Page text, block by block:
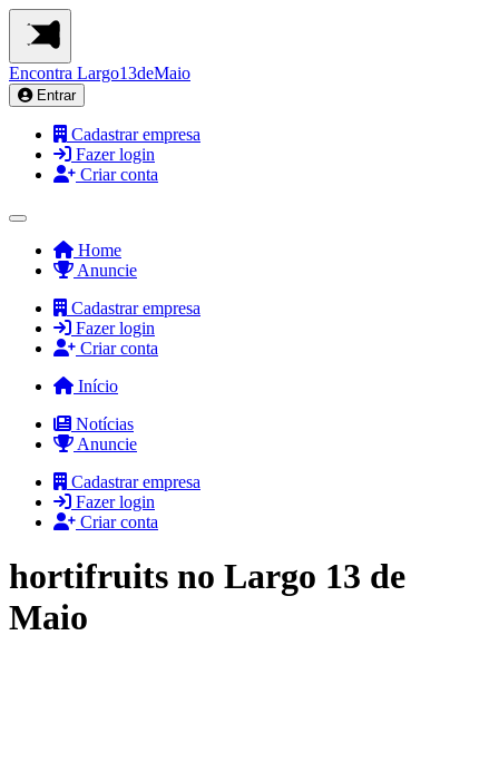
Encontra Largo13deMaio
Entrar
Cadastrar empresa
Fazer login
Criar conta
Home
Anuncie
Cadastrar empresa
Fazer login
Criar conta
Início
Notícias
Anuncie
Cadastrar empresa
Fazer login
Criar conta
hortifruits no Largo 13 de
Maio